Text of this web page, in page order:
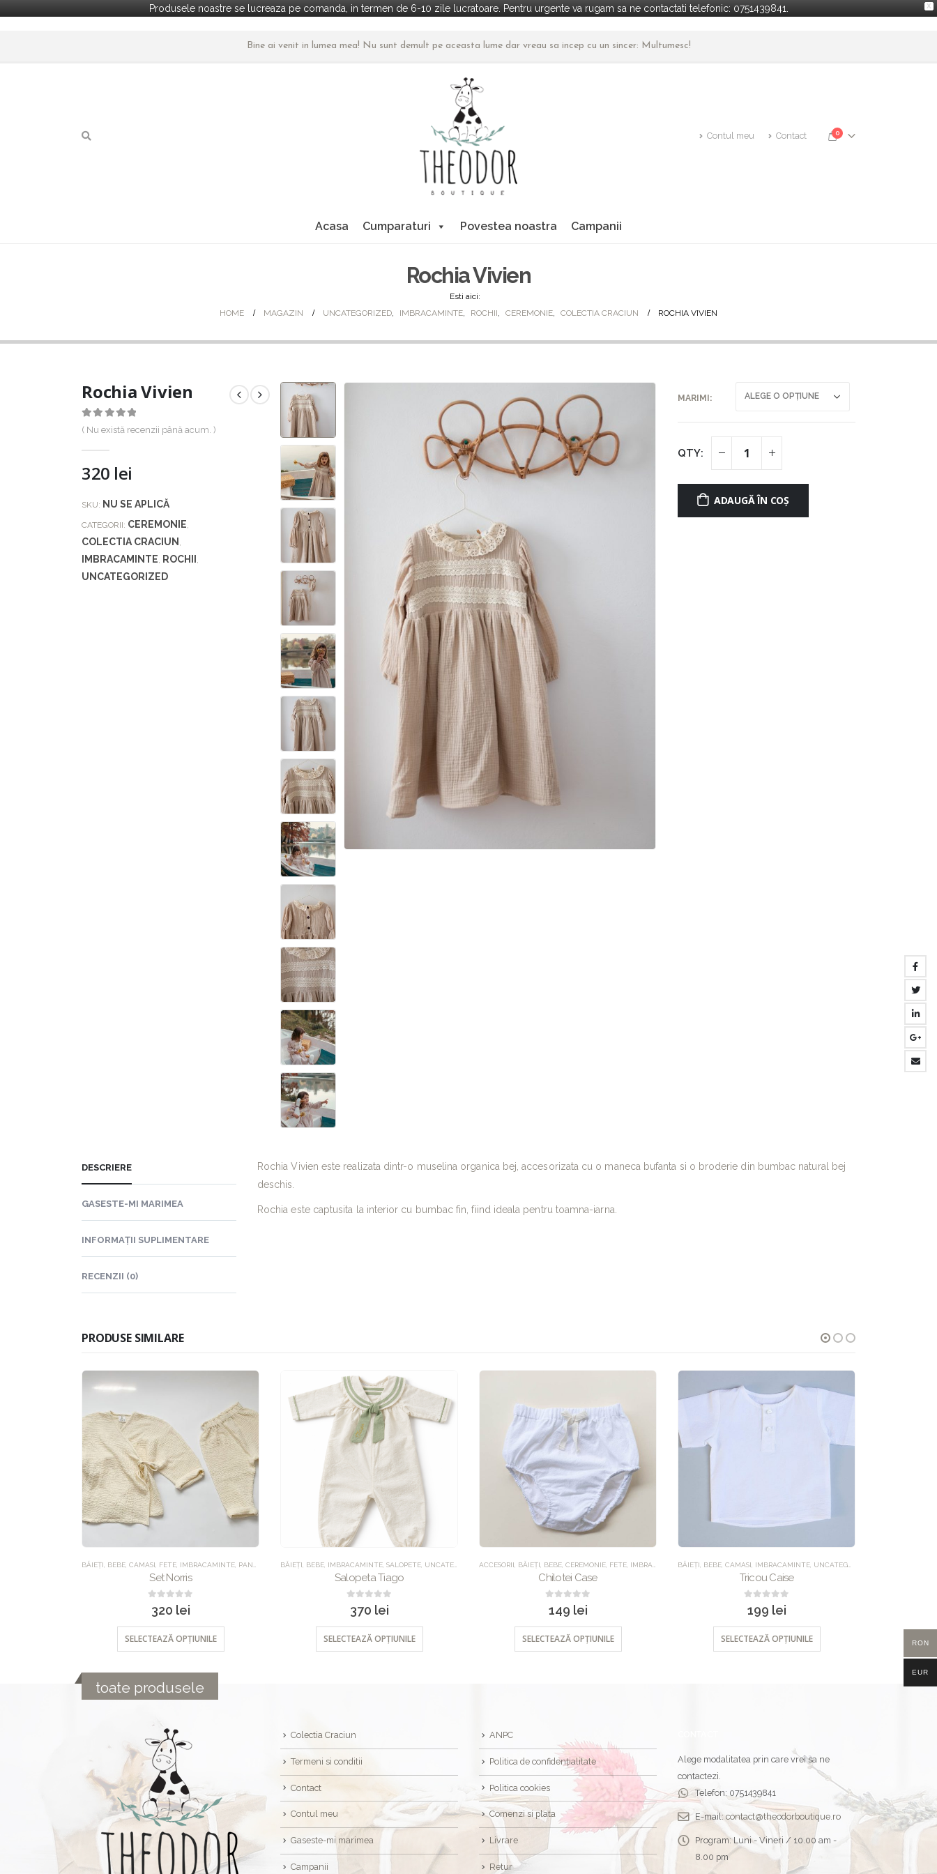
X
Produsele noastre se lucreaza pe comanda, in termen de 6-10 zile lucratoare. Pentru urgente va rugam sa ne contactati telefonic: 0751439841.
Bine ai venit in lumea mea! Nu sunt demult pe aceasta lume dar vreau sa incep cu un sincer: Multumesc!
Contul meu Contact 0
Acasa Cumparaturi Povestea noastra Campanii
Rochia Vivien
Esti aici:
HOME
MAGAZIN UNCATEGORIZED, IMBRACAMINTE, ROCHII, CEREMONIE, COLECTIA CRACIUN ROCHIA VIVIEN
Rochia Vivien
0out of 5
( Nu există recenzii până acum. )
320 lei
SKU: NU SE APLICĂ
CATEGORII: CEREMONIE
COLECTIA CRACIUN
IMBRACAMINTE ROCHII
UNCATEGORIZED
MARIMI
ADAUGĂ ÎN COȘ
DESCRIERE
GASESTE-MI MARIMEA
INFORMAȚII SUPLIMENTARE
RECENZII (0)
Rochia Vivien este realizata dintr-o muselina organica bej, accesorizata cu o maneca bufanta si o broderie din bumbac natural bej
deschis.
Rochia este captusita la interior cu bumbac fin, fiind ideala pentru toamna-iarna.
PRODUSE SIMILARE
BĂIEȚI BEBE CAMASI FETE IMBRACAMINTE PANTALONI ,SETURI ,UNCATEGORIZED
Set Norris
out of 5
320 lei
SELECTEAZĂ OPȚIUNILE
BĂIEȚI BEBE IMBRACAMINTE SALOPETE UNCATEGORIZED
Salopeta Tiago
out of 5
370 lei
SELECTEAZĂ OPȚIUNILE
ACCESORII BĂIEȚI BEBE CEREMONIE FETE IMBRACAMINTE ,UNCATEGORIZED
Chilotei Case
out of 5
149 lei
SELECTEAZĂ OPȚIUNILE
BĂIEȚI BEBE CAMASI IMBRACAMINTE UNCATEGORIZED
Tricou Caise
out of 5
199 lei
SELECTEAZĂ OPȚIUNILE
toate produsele
Colectia Craciun
Termeni si conditii
Contact
Contul meu
Gaseste-mi marimea
Campanii
ANPC
Politica de confidențialitate
Politica cookies
Comenzi si plata
Livrare
Retur
Alege modalitatea prin care vrei sa ne
contactezi.
Telefon: 0751439841
E-mail: contact@theodorboutique.ro
Program: Luni - Vineri / 10.00 am -
8.00 pm
RON
EUR